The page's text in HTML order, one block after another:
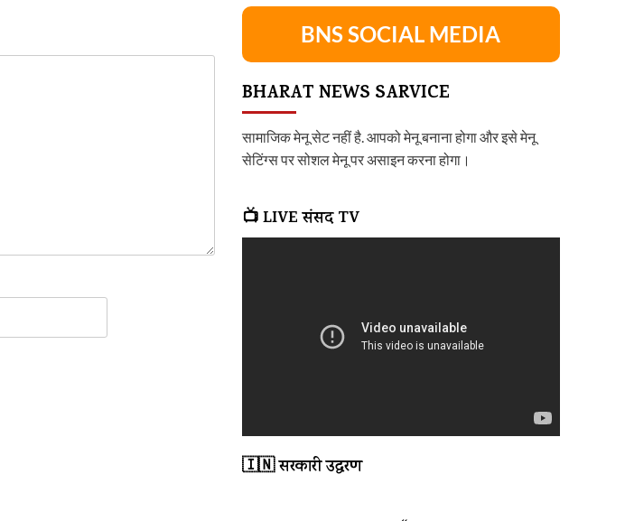
BNS SOCIAL MEDIA
BHARAT NEWS SARVICE
सामाजिक मेनू सेट नहीं है. आपको मेनू बनाना होगा और इसे मेनू
सेटिंग्स पर सोशल मेनू पर असाइन करना होगा।
📺 LIVE संसद TV
🇮🇳 सरकारी उद्धरण